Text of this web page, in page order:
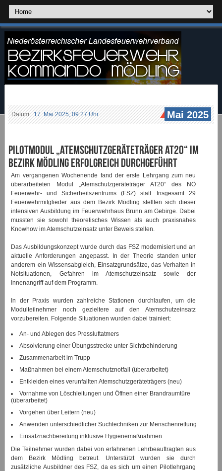
Datum: 17. Mai 2025, 09:27 Uhr Mai 2025
Pilotmodul „Atemschutzgeräteträger AT20“ im
Bezirk Mödling erfolgreich durchgeführt
Am vergangenen Wochenende fand der erste Lehrgang zum neu
überarbeiteten Modul „Atemschutzgeräteträger AT20“ des NÖ
Feuerwehr- und Sicherheitszentrums (FSZ) statt. Insgesamt 29
Feuerwehrmitglieder aus dem Bezirk Mödling stellten sich dieser
intensiven Ausbildung im Feuerwehrhaus Brunn am Gebirge. Dabei
mussten sie sowohl theoretisches Wissen als auch praxisnahes
Knowhow im Atemschutzeinsatz unter Beweis stellen.
Das Ausbildungskonzept wurde durch das FSZ modernisiert und an
aktuelle Anforderungen angepasst. In der Theorie standen unter
anderem ein Wissensabgleich, Einsatzgrundsätze, das Verhalten in
Notsituationen, Gefahren im Atemschutzeinsatz sowie der
Innenangriff auf dem Programm.
In der Praxis wurden zahlreiche Stationen durchlaufen, um die
Modulteilnehmer noch gezieltere auf den Atemschutzeinsatz
vorzubereiten. Folgende Situationen wurden dabei trainiert:
An- und Ablegen des Pressluftatmers
Absolvierung einer Übungsstrecke unter Sichtbehinderung
Zusammenarbeit im Trupp
Maßnahmen bei einem Atemschutznotfall (überarbeitet)
Entkleiden eines verunfallten Atemschutzgeräteträgers (neu)
Vornahme von Löschleitungen und Öffnen einer Brandraumtüre
(überarbeitet)
Vorgehen über Leitern (neu)
Anwenden unterschiedlicher Suchtechniken zur Menschenrettung
Einsatznachbereitung inklusive Hygienemaßnahmen
Die Teilnehmer wurden dabei von erfahrenen Lehrbeauftragten aus
dem Bezirk Mödling betreut. Unterstützt wurden sie durch
zusätzliche Ausbildner des FSZ, da es sich um einen Pilotlehrgang